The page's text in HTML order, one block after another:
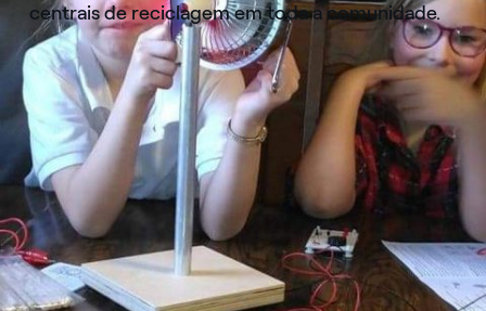
centrais de reciclagem em toda a comunidade.